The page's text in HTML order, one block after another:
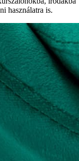
használatra is.